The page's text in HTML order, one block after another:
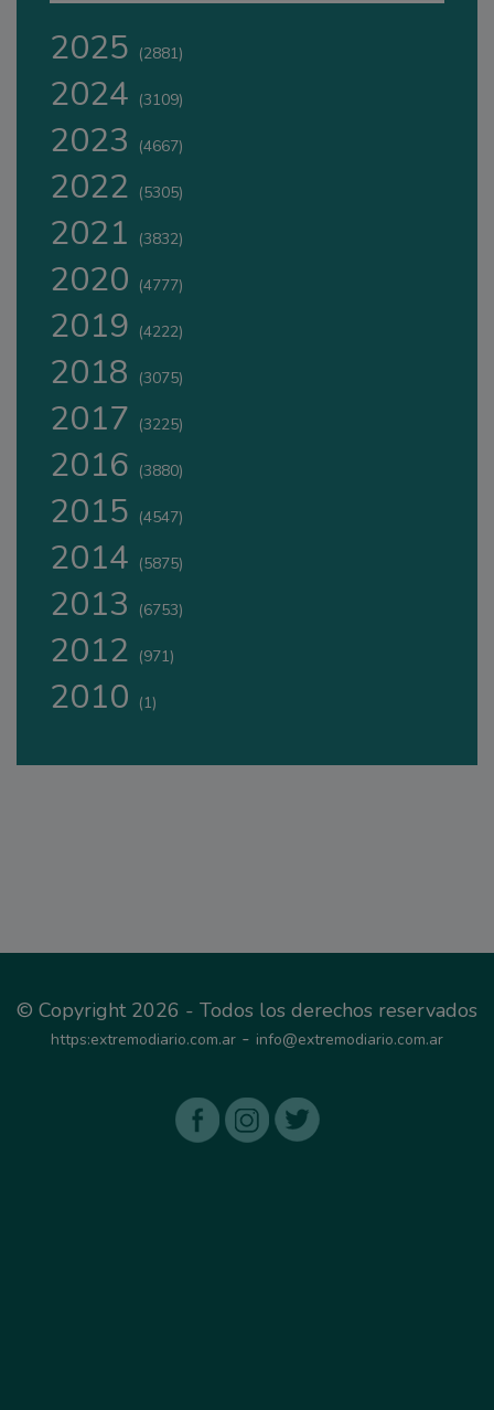
2025 (2881)
2024 (3109)
2023 (4667)
2022 (5305)
2021 (3832)
2020 (4777)
2019 (4222)
2018 (3075)
2017 (3225)
2016 (3880)
2015 (4547)
2014 (5875)
2013 (6753)
2012 (971)
2010 (1)
© Copyright 2026 - Todos los derechos reservados
https:extremodiario.com.ar - info@extremodiario.com.ar